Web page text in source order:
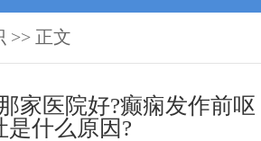
>> 正文
家医院好?癫痫发作前呕
是什么原因?